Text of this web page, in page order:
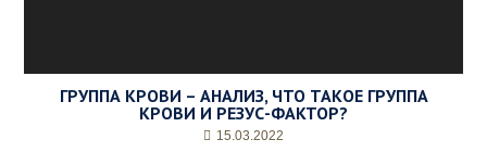
ГРУППА КРОВИ – АНАЛИЗ, ЧТО ТАКОЕ ГРУППА
КРОВИ И РЕЗУС-ФАКТОР?
15.03.2022